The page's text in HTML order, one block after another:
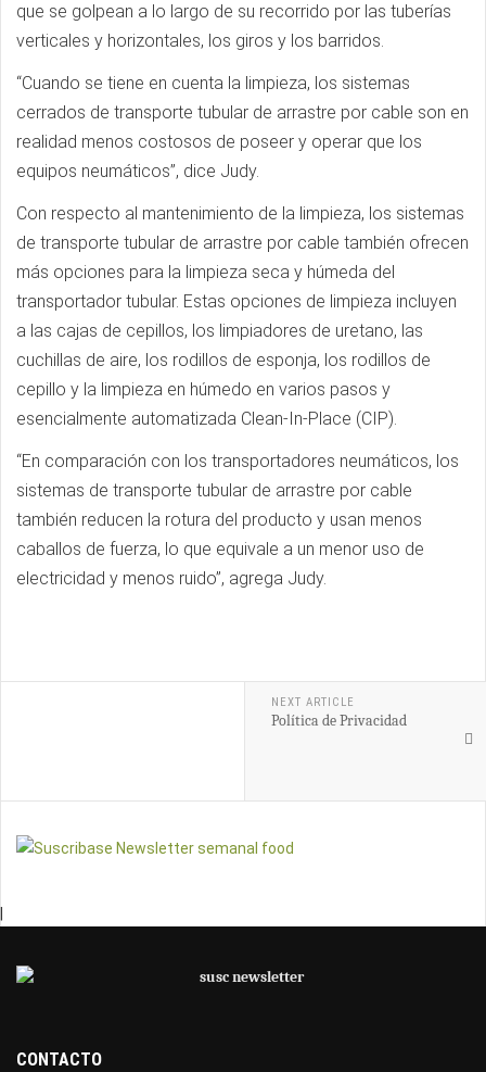
que se golpean a lo largo de su recorrido por las tuberías
verticales y horizontales, los giros y los barridos.
“Cuando se tiene en cuenta la limpieza, los sistemas
cerrados de transporte tubular de arrastre por cable son en
realidad menos costosos de poseer y operar que los
equipos neumáticos”, dice Judy.
Con respecto al mantenimiento de la limpieza, los sistemas
de transporte tubular de arrastre por cable también ofrecen
más opciones para la limpieza seca y húmeda del
transportador tubular. Estas opciones de limpieza incluyen
a las cajas de cepillos, los limpiadores de uretano, las
cuchillas de aire, los rodillos de esponja, los rodillos de
cepillo y la limpieza en húmedo en varios pasos y
esencialmente automatizada Clean-In-Place (CIP).
“En comparación con los transportadores neumáticos, los
sistemas de transporte tubular de arrastre por cable
también reducen la rotura del producto y usan menos
caballos de fuerza, lo que equivale a un menor uso de
electricidad y menos ruido”, agrega Judy.
NEXT ARTICLE
Política de Privacidad
CONTACTO